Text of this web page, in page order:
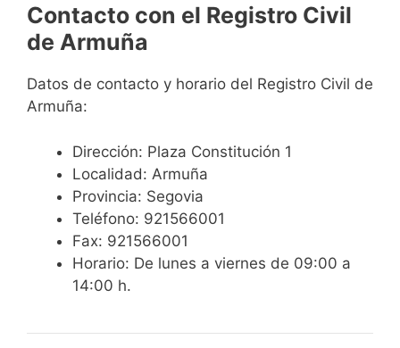
Contacto con el Registro Civil
de Armuña
Datos de contacto y horario del Registro Civil de
Armuña:
Dirección: Plaza Constitución 1
Localidad: Armuña
Provincia: Segovia
Teléfono: 921566001
Fax: 921566001
Horario: De lunes a viernes de 09:00 a
14:00 h.